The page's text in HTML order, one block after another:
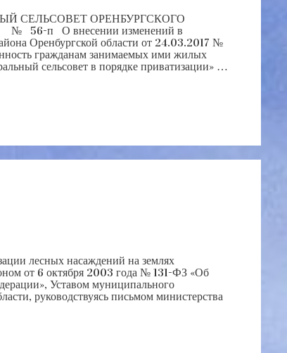
СЕЛЬСОВЕТ ОРЕНБУРГСКОГО
п О внесении изменений в
Оренбургской области от 24.03.2017 №
гражданам занимаемых ими жилых
сельсовет в порядке приватизации» …
лесных насаждений на землях
от 6 октября 2003 года № 131-ФЗ «Об
Уставом муниципального
руководствуясь письмом министерства